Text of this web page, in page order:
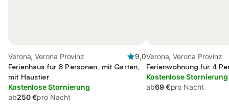
Verona, Verona Provinz
9,0
Ferienhaus für 8 Personen, mit Garten,
mit Haustier
Kostenlose Stornierung
ab250 €pro Nacht
Verona, Verona Provinz
Ferienwohnung für 4
Kostenlose Stornierung
ab69 €pro Nacht